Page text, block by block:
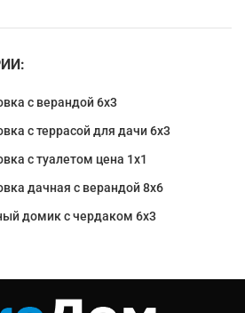
с верандой 6х3
с террасой для дачи 6х3
с туалетом цена 1х1
дачная с верандой 8х6
домик с чердаком 6х3